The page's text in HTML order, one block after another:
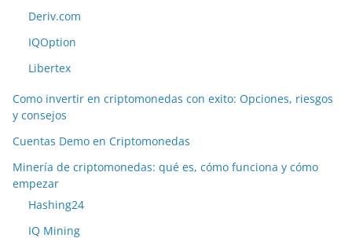
Deriv.com
IQOption
Libertex
Como invertir en criptomonedas con exito: Opciones, riesgos
y consejos
Cuentas Demo en Criptomonedas
Minería de criptomonedas: qué es, cómo funciona y cómo
empezar
Hashing24
IQ Mining